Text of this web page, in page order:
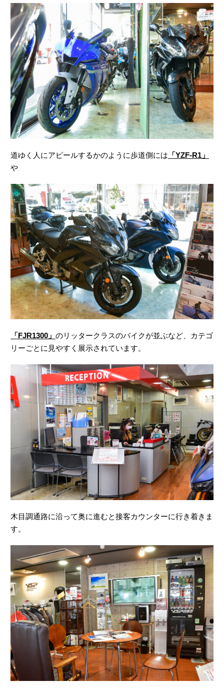
道ゆく人にアピールするかのように歩道側には 「YZF-R1」
や
「FJR1300」 のリッタークラスのバイクが並ぶなど、カテゴ
リーごとに見やすく展示されています。
木目調通路に沿って奥に進むと接客カウンターに行き着きま
す。